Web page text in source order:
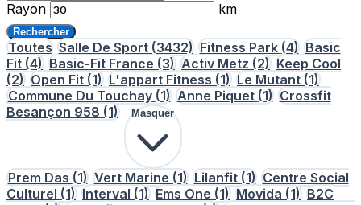
Rayon km
Rechercher
Toutes Salle De Sport (3432) Fitness Park (4) Basic
Fit (4) Basic-Fit France (3) Activ Metz (2) Keep Cool
(2) Open Fit (1) L'appart Fitness (1) Le Mutant (1)
Commune Du Touchay (1) Anne Piquet (1) Crossfit
Besançon 958 (1) Masquer
Prem Das (1) Vert Marine (1) Lilanfit (1) Centre Social
Culturel (1) Interval (1) Ems One (1) Movida (1) B2C